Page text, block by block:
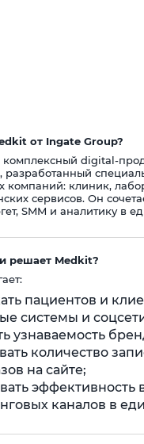
от Ingate Group?
разработанный
компаний: клиник,
сервисов. Он
SMM и аналитику в
решает Medkit?
пациентов и
системы и
узнаваемость
количество
на сайте;
эффективность
каналов в